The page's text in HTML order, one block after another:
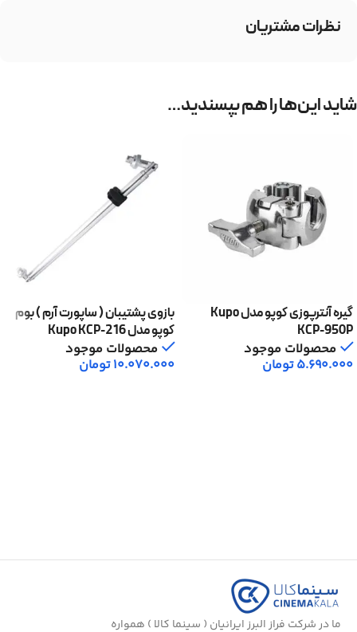
نظرات مشتریان
شاید این‌ها را هم بپسندید…
گیره آنترپوزی کوپو مدل Kupo
KCP-950P
محصولات موجود
5.690.000تومان
بازوی پشتیبان ( ساپورت آرم ) بوم
کوپو مدل Kupo KCP-216
محصولات موجود
10.070.000تومان
ما در شرکت فراز البرز ایرانیان ( سینما کالا ) همواره